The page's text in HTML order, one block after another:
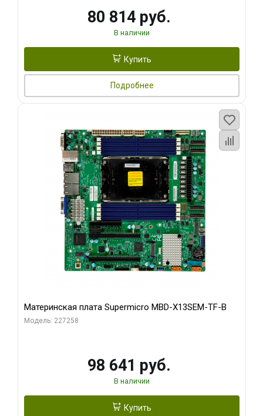
80 814 руб.
В наличии
Купить
Подробнее
Материнская плата Supermicro MBD-X13SEM-TF-B
Модель: 227258
98 641 руб.
В наличии
Купить